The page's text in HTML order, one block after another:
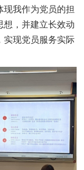
现我作为党员的担
想，并建立长效动
实现党员服务实际